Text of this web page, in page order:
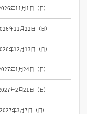
年11月1日（日）
年11月22日（日）
年12月13日（日）
年1月24日（日）
年2月21日（日）
2027年3月7日（日）